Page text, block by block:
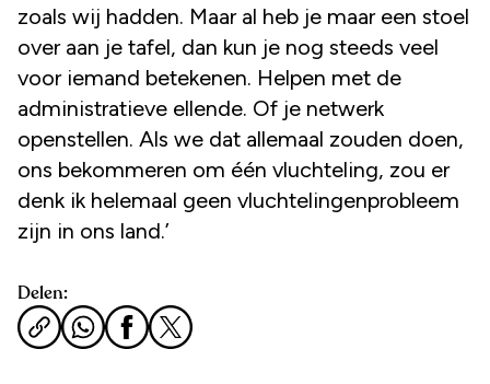
zoals wij hadden. Maar al heb je maar een stoel
over aan je tafel, dan kun je nog steeds veel
voor iemand betekenen. Helpen met de
administratieve ellende. Of je netwerk
openstellen. Als we dat allemaal zouden doen,
ons bekommeren om één vluchteling, zou er
denk ik helemaal geen vluchtelingenprobleem
zijn in ons land.’
Delen: